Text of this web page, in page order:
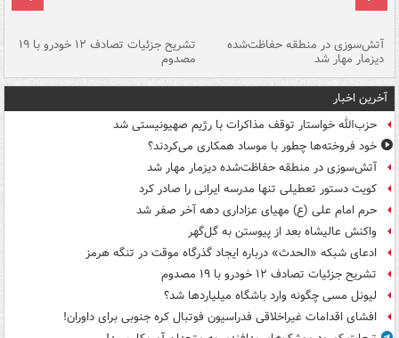
آتش‌سوزی در منطقه حفاظت‌شده
دیزمار مهار شد
تشریح جزئیات تصادف ۱۲ خودرو با ۱۹
مصدوم
آخرین اخبار
حزب‌الله خواستار توقف مذاکرات با رژیم صهیونیستی شد
خود فروخته‌ها چطور با موساد همکاری می‌کردند؟
آتش‌سوزی در منطقه حفاظت‌شده دیزمار مهار شد
کویت دستور تعطیلی تنها مدرسه ایرانی را صادر کرد
حرم امام علی (ع) مهیای عزاداری دهه آخر صفر شد
واکنش عالیشاه بعد از پیوستن به گل‌گهر
ادعای شبکه «الحدث» درباره ایجاد گذرگاه موقت در تنگه هرمز
تشریح جزئیات تصادف ۱۲ خودرو با ۱۹ مصدوم
لیونل مسی چگونه وارد باشگاه میلیاردها شد؟
افشای اقدامات غیراخلاقی فدراسیون فوتبال کره جنوبی برای داوران!